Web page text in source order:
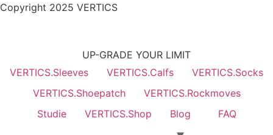
Copyright 2025 VERTICS
UP-GRADE YOUR LIMIT
VERTICS.Sleeves
VERTICS.Calfs
VERTICS.Socks
VERTICS.Shoepatch
VERTICS.Rockmoves
Studie
VERTICS.Shop Blog FAQ